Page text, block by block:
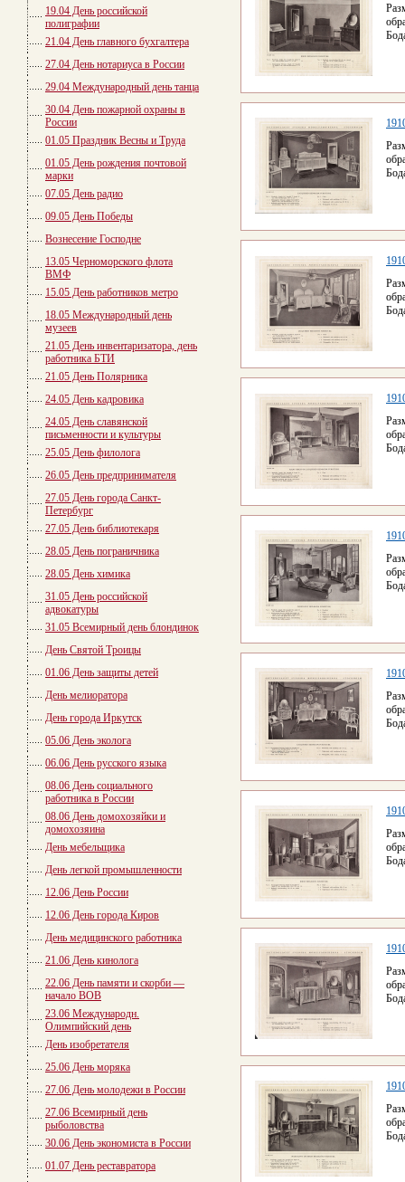
19.04 День российской
полиграфии
21.04 День главного бухгалтера
27.04 День нотариуса в России
29.04 Международный день танца
30.04 День пожарной охраны в
России
01.05 Праздник Весны и Труда
01.05 День рождения почтовой
марки
07.05 День радио
09.05 День Победы
Вознесение Господне
13.05 Черноморского флота
ВМФ
15.05 День работников метро
18.05 Международный день
музеев
21.05 День инвентаризатора, день
работника БТИ
21.05 День Полярника
24.05 День кадровика
24.05 День славянской
письменности и культуры
25.05 День филолога
26.05 День предпринимателя
27.05 День города Санкт-
Петербург
27.05 День библиотекаря
28.05 День пограничника
28.05 День химика
31.05 День российской
адвокатуры
31.05 Всемирный день блондинок
День Святой Троицы
01.06 День защиты детей
День мелиоратора
День города Иркутск
05.06 День эколога
06.06 День русского языка
08.06 День социального
работника в России
08.06 День домохозяйки и
домохозяина
День мебельщика
День легкой промышленности
12.06 День России
12.06 День города Киров
День медицинского работника
21.06 День кинолога
22.06 День памяти и скорби —
начало ВОВ
23.06 Международн.
Олимпийский день
День изобретателя
25.06 День моряка
27.06 День молодежи в России
27.06 Всемирный день
рыболовства
30.06 День экономиста в России
01.07 День реставратора